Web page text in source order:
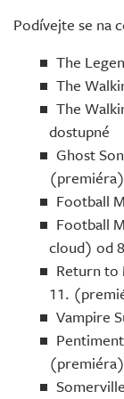
Podívejte se na
The
The
The
dostupné
Ghost
(premiéra)
Football
Football
cloud) od
Return to
11.
Vampire
(premiéra)